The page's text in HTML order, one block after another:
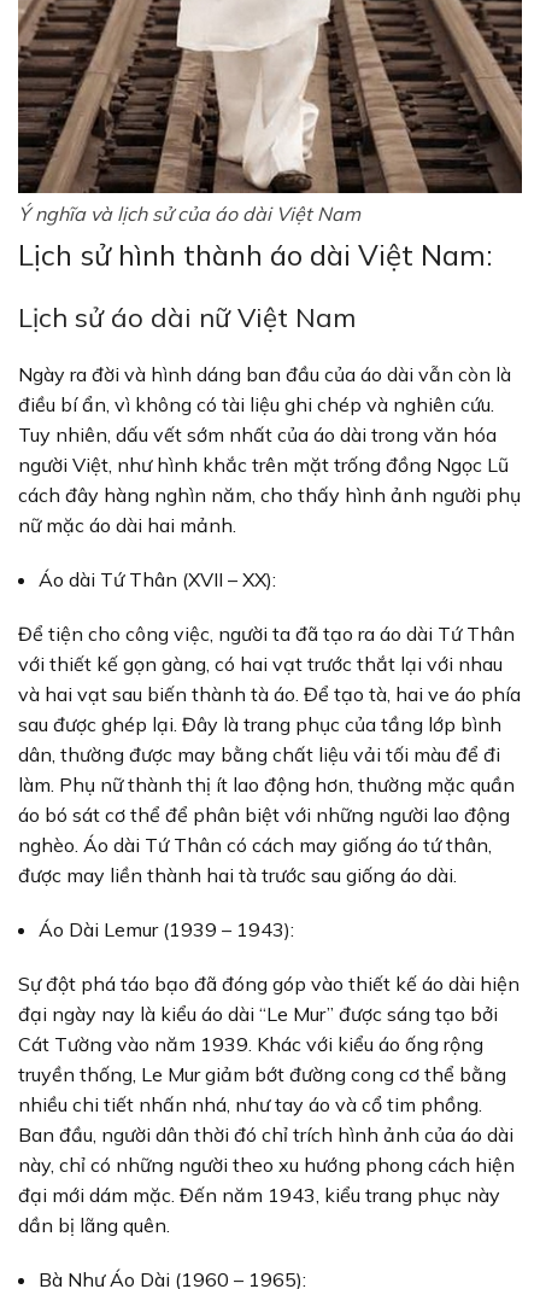
Ý nghĩa và lịch sử của áo dài Việt Nam
Lịch sử hình thành áo dài Việt Nam:
Lịch sử áo dài nữ Việt Nam
Ngày ra đời và hình dáng ban đầu của áo dài vẫn còn là
điều bí ẩn, vì không có tài liệu ghi chép và nghiên cứu.
Tuy nhiên, dấu vết sớm nhất của áo dài trong văn hóa
người Việt, như hình khắc trên mặt trống đồng Ngọc Lũ
cách đây hàng nghìn năm, cho thấy hình ảnh người phụ
nữ mặc áo dài hai mảnh.
Áo dài Tứ Thân (XVII – XX):
Để tiện cho công việc, người ta đã tạo ra áo dài Tứ Thân
với thiết kế gọn gàng, có hai vạt trước thắt lại với nhau
và hai vạt sau biến thành tà áo. Để tạo tà, hai ve áo phía
sau được ghép lại. Đây là trang phục của tầng lớp bình
dân, thường được may bằng chất liệu vải tối màu để đi
làm. Phụ nữ thành thị ít lao động hơn, thường mặc quần
áo bó sát cơ thể để phân biệt với những người lao động
nghèo. Áo dài Tứ Thân có cách may giống áo tứ thân,
được may liền thành hai tà trước sau giống áo dài.
Áo Dài Lemur (1939 – 1943):
Sự đột phá táo bạo đã đóng góp vào thiết kế áo dài hiện
đại ngày nay là kiểu áo dài “Le Mur” được sáng tạo bởi
Cát Tường vào năm 1939. Khác với kiểu áo ống rộng
truyền thống, Le Mur giảm bớt đường cong cơ thể bằng
nhiều chi tiết nhấn nhá, như tay áo và cổ tim phồng.
Ban đầu, người dân thời đó chỉ trích hình ảnh của áo dài
này, chỉ có những người theo xu hướng phong cách hiện
đại mới dám mặc. Đến năm 1943, kiểu trang phục này
dần bị lãng quên.
Bà Như Áo Dài (1960 – 1965):